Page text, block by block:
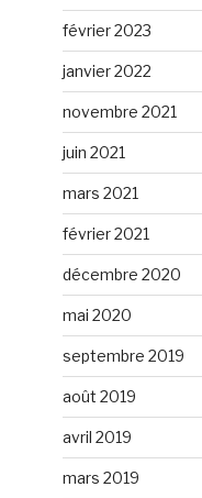
février 2023
janvier 2022
novembre 2021
juin 2021
mars 2021
février 2021
décembre 2020
mai 2020
septembre 2019
août 2019
avril 2019
mars 2019